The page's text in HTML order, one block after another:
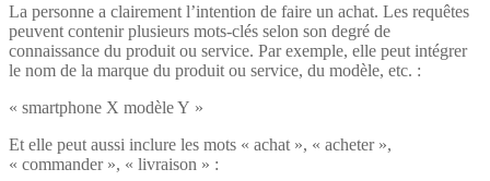
La personne a clairement l’intention de faire un achat. Les requêtes
peuvent contenir plusieurs mots-clés selon son degré de
connaissance du produit ou service. Par exemple, elle peut intégrer
le nom de la marque du produit ou service, du modèle, etc. :
« smartphone X modèle Y »
Et elle peut aussi inclure les mots « achat », « acheter »,
« commander », « livraison » :